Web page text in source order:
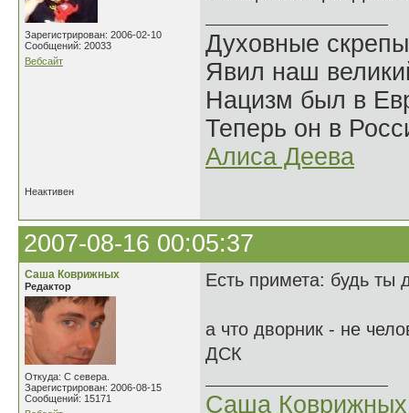
Зарегистрирован: 2006-02-10
Сообщений: 20033
Вебсайт
Духовные
Явил наш
Нацизм был в
Теперь он в
Алиса Деева
Неактивен
2007-08-16 00:05:37
Саша Коврижных
Редактор
Откуда: С севера.
Зарегистрирован: 2006-08-15
Сообщений: 15171
Есть примета: будь ты
а что дворник - не
ДСК
Саша Коврижных